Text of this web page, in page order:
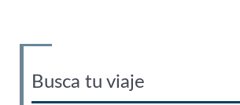
Busca tu viaje